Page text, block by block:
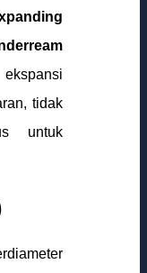
tidak
untuk